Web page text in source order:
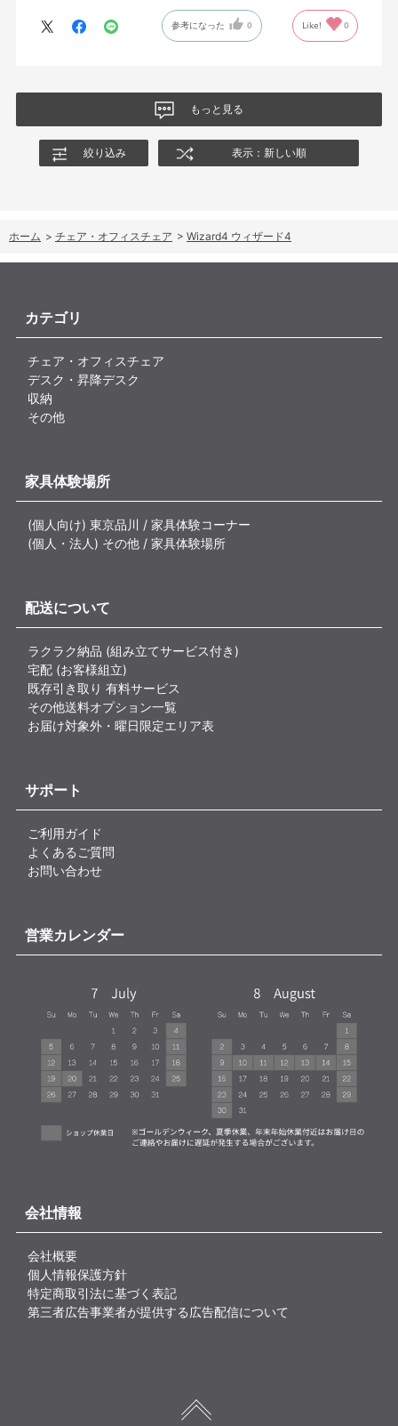
製品自体に不具合があるとは考えていませんが、少なくとも私の
ングの特性や体重による使用感の違いが、より分かりやすく案内
されることを期待します。
参考になった 0 Like! 0
もっと見る
絞り込み 表示：新しい順
ホーム > チェア・オフィスチェア > Wizard4 ウィザード4
カテゴリ
チェア・オフィスチェア
デスク・昇降デスク
収納
その他
家具体験場所
(個人向け) 東京品川 / 家具体験コーナー
(個人・法人) その他 / 家具体験場所
配送について
ラクラク納品 (組み立てサービス付き)
宅配 (お客様組立)
既存引き取り 有料サービス
その他送料オプション一覧
お届け対象外・曜日限定エリア表
サポート
ご利用ガイド
よくあるご質問
お問い合わせ
営業カレンダー
会社情報
会社概要
個人情報保護方針
特定商取引法に基づく表記
第三者広告事業者が提供する広告配信について